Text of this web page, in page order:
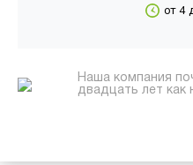
от 4
Наша компания
двадцать лет как